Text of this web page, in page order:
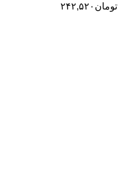
تومان ۲۴۲,۵۲۰